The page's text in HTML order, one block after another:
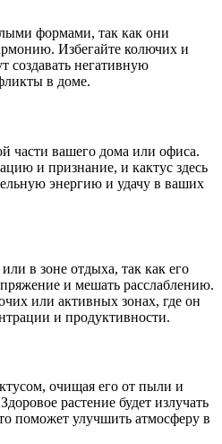
формами, так как они
Избегайте колючих и
создавать негативную
в доме.
части вашего дома или офиса.
и признание, и кактус здесь
энергию и удачу в ваших
в зоне отдыха, так как его
и мешать расслаблению.
или активных зонах, где он
и продуктивности.
очищая его от пыли и
растение будет излучать
поможет улучшить атмосферу в